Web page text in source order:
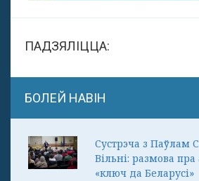
ПАДЗЯЛІЦЦА:
БОЛЕЙ НАВІН
Сустрэча з Паўлам
Вільні: размова пра
«ключ да Беларусі»